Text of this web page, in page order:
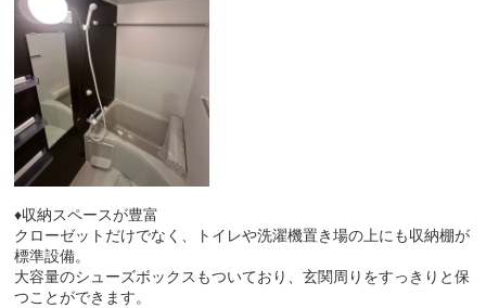
♦収納スペースが豊富
クローゼットだけでなく、トイレや洗濯機置き場の上にも収納棚が
標準設備。
大容量のシューズボックスもついており、玄関周りをすっきりと保
つことができます。